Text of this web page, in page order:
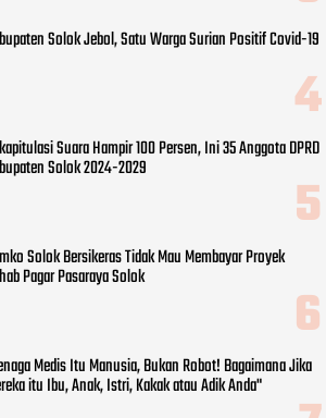
Solok Jebol, Satu Warga Surian Positif Covid-19
Suara Hampir 100 Persen, Ini 35 Anggota DPRD
Solok 2024-2029
Solok Bersikeras Tidak Mau Membayar Proyek
Pagar Pasaraya Solok
Medis Itu Manusia, Bukan Robot! Bagaimana Jika
itu Ibu, Anak, Istri, Kakak atau Adik Anda"